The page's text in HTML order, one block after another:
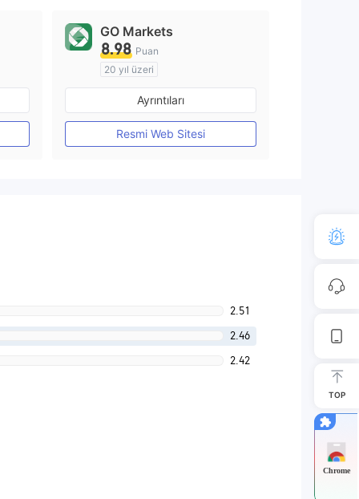
Düzenleyici Ülke/Bölge: Avustralya
GO Markets
8.98 Puan
20 yıl üzeri
Düzenleyici Ülke/Bölge: Avustralya
Pazar Yapıcılık (MM)
cTrader
Ayrıntıları
Resmi Web Sitesi
2.51
2.46
2.42
TOP
Chrome